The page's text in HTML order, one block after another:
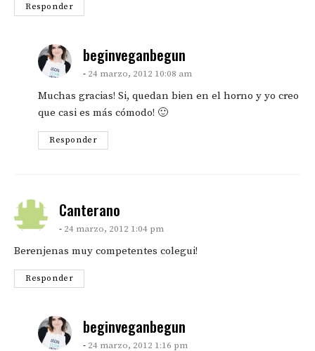
Responder
beginveganbegun
24 marzo, 2012 10:08 am
Muchas gracias! Si, quedan bien en el horno y yo creo
que casi es más cómodo! 🙂
Responder
Canterano
24 marzo, 2012 1:04 pm
Berenjenas muy competentes colegui!
Responder
beginveganbegun
24 marzo, 2012 1:16 pm